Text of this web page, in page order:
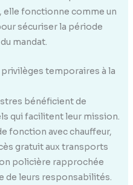
elle fonctionne comme un
sécuriser la période
mandat.
privilèges temporaires à la
bénéficient de
qui facilitent leur mission.
fonction avec chauffeur,
gratuit aux transports
policière rapprochée
de leurs responsabilités.